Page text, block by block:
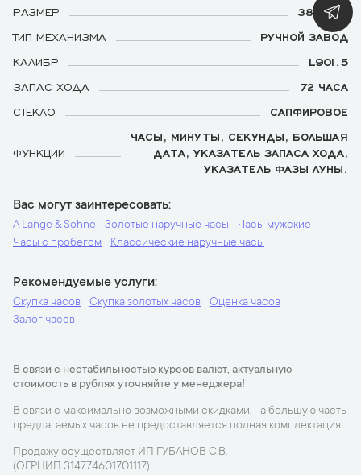
РАЗМЕР
38.5 ММ
ТИП МЕХАНИЗМА
РУЧНОЙ ЗАВОД
КАЛИБР
L901.5
ЗАПАС ХОДА
72 ЧАСА
СТЕКЛО
САПФИРОВОЕ
ФУНКЦИИ
ЧАСЫ, МИНУТЫ, СЕКУНДЫ, БОЛЬШАЯ
ДАТА, УКАЗАТЕЛЬ ЗАПАСА ХОДА,
УКАЗАТЕЛЬ ФАЗЫ ЛУНЫ.
Вас могут заинтересовать
A Lange & Sohne Золотые наручные часы
Часы мужские
Часы с пробегом
Классические наручные часы
Рекомендуемые услуги
Скупка часов Скупка золотых часов
Оценка часов
Залог часов
В связи с нестабильностью курсов валют, актуальную
стоимость в рублях уточняйте у менеджера!
В связи с максимально возможными скидками, на большую часть
предлагаемых часов не предоставляется полная комплектация.
Продажу осуществляет ИП ГУБАНОВ С.В.
(ОГРНИП 314774601701117)